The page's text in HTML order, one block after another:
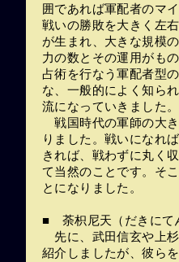
囲であれば軍配者のマ
戦いの勝敗を大きく左
が生まれ、大きな規模
力の数とその運用がも
占術を行なう軍配者型
な、一般的によく知ら
流になっていきました
戦国時代の軍師の大
りました。戦いになれ
きれば、戦わずに丸く
て当然のことです。そ
とになりました。
■ 荼枳尼天（だきにて
先に、武田信玄や上
紹介しましたが、彼ら